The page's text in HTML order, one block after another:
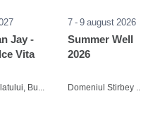
Jay -
Vita
Sala Palatului, Bucuresti
7 - 9 august 2026
Summer Well
2026
Domeniul